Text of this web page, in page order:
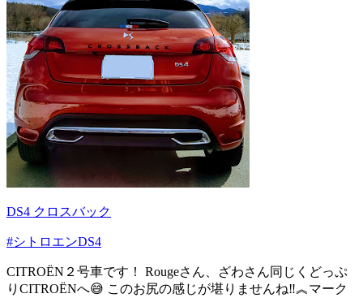
DS4 クロスバック
#シトロエンDS4
CITROËN２号車です！ Rougeさん、ざわさん同じくどっぷ
りCITROËNへ😅 このお尻の感じが堪りませんね‼️︽マーク